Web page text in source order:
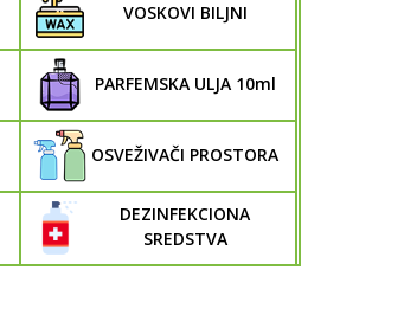
VOSKOVI BILJNI
PARFEMSKA ULJA 10ml
OSVEŽIVAČI PROSTORA
DEZINFEKCIONA
SREDSTVA